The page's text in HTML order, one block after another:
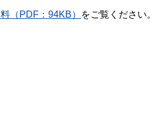
（PDF：94KB） をご覧ください。